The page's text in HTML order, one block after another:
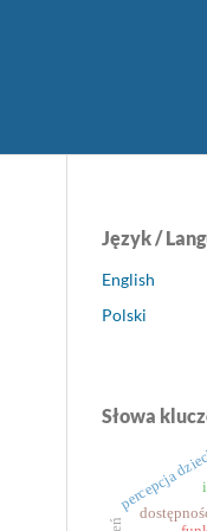
Język /
English
Polski
Słowa
percepcja